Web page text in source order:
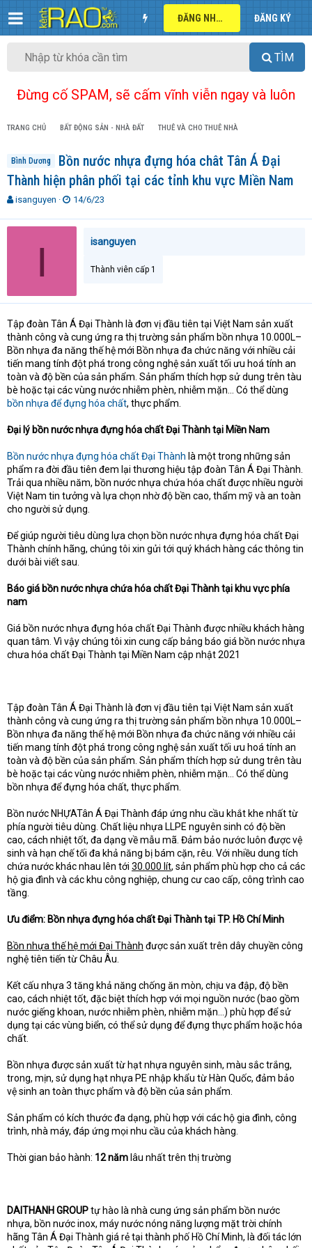
ĐĂNG NHẬP ĐĂNG KÝ
TÌM
Đừng cố SPAM, sẽ cấm vĩnh viễn ngay và luôn
TRANG CHỦ BẤT ĐỘNG SẢN - NHÀ ĐẤT THUÊ VÀ CHO THUÊ NHÀ
Bình Dương
Bồn nước nhựa đựng hóa chât Tân Á Đại
Thành hiện phân phối tại các tỉnh khu vực Miền Nam
T
r
a
t
e
r
isanguyen
N
à
14/6/23
I isanguyen
Thành viên cấp 1
Tập đoàn Tân Á Đại Thành là đơn vị đầu tiên tại Việt Nam sản xuất
thành công và cung ứng ra thị trường sản phẩm bồn nhựa 10.000L–
Bồn nhựa đa năng thế hệ mới Bồn nhựa đa chức năng với nhiều cải
tiến mang tính đột phá trong công nghệ sản xuất tối ưu hoá tính an
toàn và độ bền của sản phẩm. Sản phẩm thích hợp sử dung trên tàu
bè hoặc tại các vùng nước nhiễm phèn, nhiễm mặn… Có thể dùng
bồn nhựa để đựng hóa chất, thực phẩm.
Đại lý bồn nước nhựa đựng hóa chất Đại Thành tại Miền Nam
Bồn nước nhựa đựng hóa chất Đại Thành là một trong những sản
phẩm ra đời đầu tiên đem lại thương hiệu tập đoàn Tân Á Đại Thành.
Trải qua nhiều năm, bồn nước nhựa chứa hóa chất được nhiều người
Việt Nam tin tưởng và lựa chọn nhờ độ bền cao, thẩm mỹ và an toàn
cho người sử dụng.
Để giúp người tiêu dùng lựa chọn bồn nước nhựa đựng hóa chất Đại
Thành chính hãng, chúng tôi xin gửi tới quý khách hàng các thông tin
dưới bài viết sau.
Báo giá bồn nước nhựa chứa hóa chất Đại Thành tại khu vực phía
nam
Giá bồn nước nhựa đựng hóa chất Đại Thành được nhiều khách hàng
quan tâm. Vì vậy chúng tôi xin cung cấp bảng báo giá bồn nước nhựa
chưa hóa chất Đại Thành tại Miền Nam cập nhật 2021
Tập đoàn Tân Á Đại Thành là đơn vị đầu tiên tại Việt Nam sản xuất
thành công và cung ứng ra thị trường sản phẩm bồn nhựa 10.000L–
Bồn nhựa đa năng thế hệ mới Bồn nhựa đa chức năng với nhiều cải
tiến mang tính đột phá trong công nghệ sản xuất tối ưu hoá tính an
toàn và độ bền của sản phẩm. Sản phẩm thích hợp sử dung trên tàu
bè hoặc tại các vùng nước nhiễm phèn, nhiễm mặn… Có thể dùng
bồn nhựa để đựng hóa chất, thực phẩm.
Bồn nước NHỰATân Á Đại Thành đáp ứng nhu cầu khắt khe nhất từ
phía người tiêu dùng. Chất liệu nhựa LLPE nguyên sinh có độ bền
cao, cách nhiệt tốt, đa dạng về mẫu mã. Đảm bảo nước luôn được vệ
sinh và hạn chế tối đa khả năng bị bám cặn, rêu. Với nhiều dung tích
chứa nước khác nhau lên tới 30.000 lít, sản phẩm phù hợp cho cả các
hộ gia đình và các khu công nghiệp, chung cư cao cấp, công trình cao
tầng.
Ưu điểm: Bồn nhựa đựng hóa chất Đại Thành tại TP. Hồ Chí Minh
Bồn nhựa thế hệ mới Đại Thành được sản xuất trên dây chuyền công
nghệ tiên tiến từ Châu Âu.
Kết cấu nhựa 3 tăng khả năng chống ăn mòn, chịu va đập, độ bền
cao, cách nhiệt tốt, đặc biệt thích hợp với mọi nguồn nước (bao gồm
nước giếng khoan, nước nhiễm phèn, nhiễm mặn…) phù hợp để sử
dụng tại các vùng biển, có thể sử dụng để đựng thực phẩm hoặc hóa
chất.
Bồn nhựa được sản xuất từ hạt nhựa nguyên sinh, màu sắc trắng,
trong, mịn, sử dụng hạt nhựa PE nhập khẩu từ Hàn Quốc, đảm bảo
vệ sinh an toàn thực phẩm và độ bền của sản phẩm.
Sản phẩm có kích thước đa dạng, phù hợp với các hộ gia đình, công
trình, nhà máy, đáp ứng mọi nhu cầu của khách hàng.
Thời gian bảo hành: 12 năm lâu nhất trên thị trường
DAITHANH GROUPtự hào là nhà cung ứng sản phẩm bồn nước
nhựa, bồn nước inox, máy nước nóng năng lượng mặt trời chính
hãng Tân Á Đại Thành giá rẻ tại thành phố Hồ Chí Minh, là đối tác lớn